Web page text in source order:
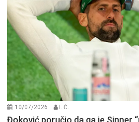
10/07/2026 I. Ć.